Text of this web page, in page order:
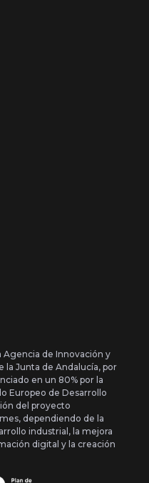
Agencia de Innovación y
la Junta de Andalucía, por
en un 80% por la
Europeo de Desarrollo
del proyecto
dependiendo de la
industrial, la mejora
digital y la creación